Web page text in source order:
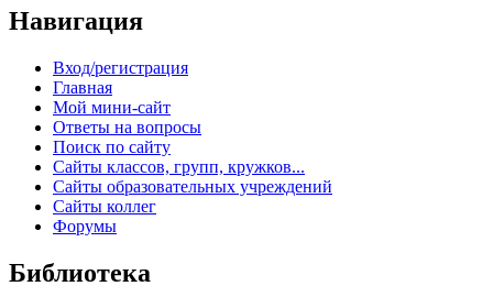
Навигация
Вход/регистрация
Главная
Мой мини-сайт
Ответы на вопросы
Поиск по сайту
Сайты классов, групп, кружков...
Сайты образовательных учреждений
Сайты коллег
Форумы
Библиотека